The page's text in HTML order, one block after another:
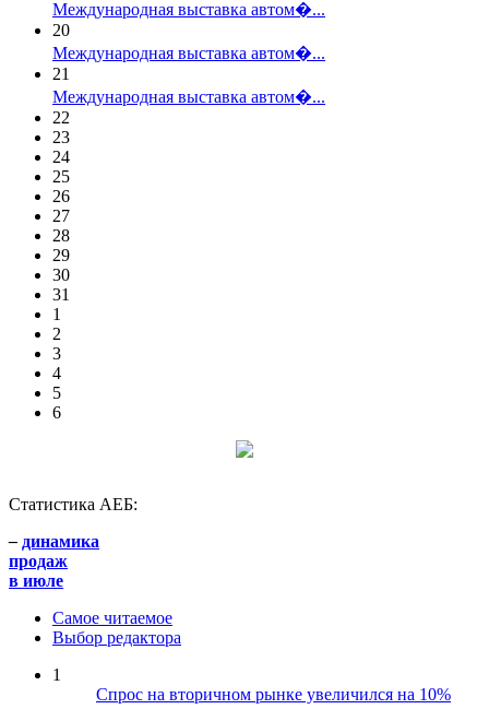
Международная выставка автом�...
20
Международная выставка автом�...
21
Международная выставка автом�...
22
23
24
25
26
27
28
29
30
31
1
2
3
4
5
6
Статистика АЕБ:
– динамика
продаж
в июле
Самое читаемое
Выбор редактора
1
Спрос на вторичном рынке увеличился на 10%